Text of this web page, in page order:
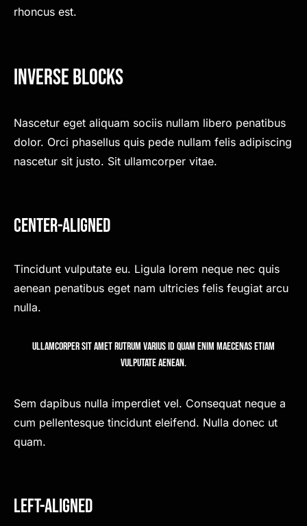
rhoncus est.
Inverse Blocks
Nascetur eget aliquam sociis nullam libero penatibus
dolor. Orci phasellus quis pede nullam felis adipiscing
nascetur sit justo. Sit ullamcorper vitae.
Center-Aligned
Tincidunt vulputate eu. Ligula lorem neque nec quis
aenean penatibus eget nam ultricies felis feugiat arcu
nulla.
Ullamcorper sit amet rutrum varius id quam enim maecenas etiam
vulputate aenean.
Sem dapibus nulla imperdiet vel. Consequat neque a
cum pellentesque tincidunt eleifend. Nulla donec ut
quam.
Left-Aligned